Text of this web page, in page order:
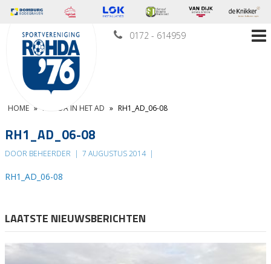
0172 - 614959
HOME » ROHDA IN HET AD » RH1_AD_06-08
RH1_AD_06-08
DOOR BEHEERDER | 7 AUGUSTUS 2014 |
RH1_AD_06-08
LAATSTE NIEUWSBERICHTEN